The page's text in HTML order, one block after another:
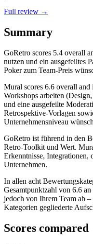
Full review →
Summary
GoRetro scores 5.4 overall
nutzen und ein ausgefeiltes
Poker zum Team-Preis
Mural scores 6.6 overall and
Workshops arbeiten
und eine ausgefeilte
Retrospektive-Vorlagen
Unternehmensniveau
GoRetro ist führend in den
Retro-Toolkit und Wert.
Erkenntnisse, Integrationen,
Unternehmen.
In allen acht
Gesamtpunktzahl von 6.6
jedoch von Ihrem Team ab –
Kategorien gegliederte
Scores compared